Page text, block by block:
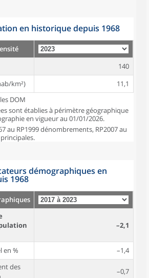
en historique depuis 1968
140
km²)
11,1
DOM
sont établies à périmètre géographique
en vigueur au 01/01/2026.
au RP1999 dénombrements, RP2007 au
démographiques en
1968
–2,1
en %
–1,4
des
–0,7